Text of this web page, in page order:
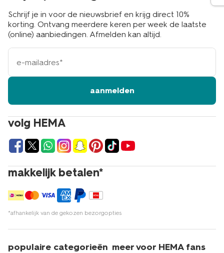
volg HEMA
makkelijk betalen*
*afhankelijk van de gekozen bezorgopties
Schrijf je in voor de nieuwsbrief en krijg direct 10%
korting. Ontvang meerdere keren per week de laatste
(online) aanbiedingen. Afmelden kan altijd.
e-
mailadres
aanmelden
populaire categorieën meer voor HEMA fans